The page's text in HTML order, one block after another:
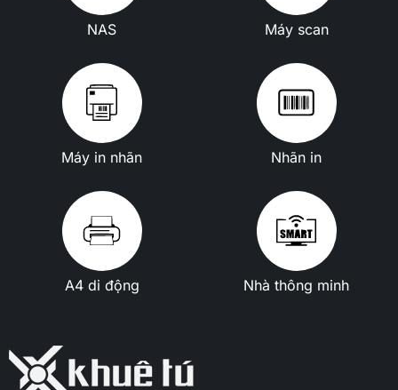
NAS Máy scan
Máy in nhãn Nhãn in
A4 di động Nhà thông minh